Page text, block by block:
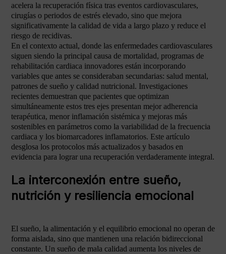
acelera la recuperación física tras eventos cardiovasculares,
cirugías o periodos de estrés elevado, sino que mejora
significativamente la calidad de vida a largo plazo y reduce el
riesgo de recidivas.
En el contexto actual, donde las enfermedades cardiovasculares
siguen siendo la principal causa de mortalidad, programas de
rehabilitación cardiaca innovadores están incorporando
variables que antes se consideraban secundarias: salud mental,
patrones de sueño y calidad nutricional. Investigaciones
recientes demuestran que pacientes que optimizan
simultáneamente estos tres ejes presentan mejor adherencia
terapéutica, menor inflamación sistémica y mejoras más
sostenibles en parámetros como la variabilidad de la frecuencia
cardiaca y los biomarcadores inflamatorios. Este artículo
desglosa los protocolos más actualizados y basados en
evidencia para lograr una recuperación verdaderamente integral.
La interconexión entre sueño,
nutrición y resiliencia emocional
El sueño, la alimentación y el equilibrio emocional no operan de
forma aislada, sino que mantienen una relación bidireccional
constante. Un sueño de mala calidad aumenta los niveles de